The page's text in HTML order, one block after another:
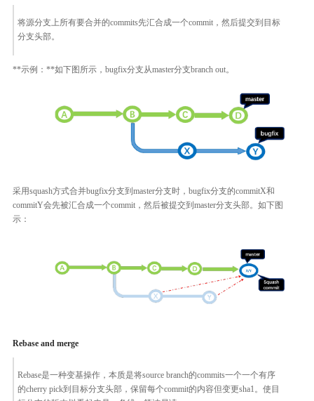
将源分支上所有要合并的commits先汇合成一个commit，然后提交到目标
分支头部。
**示例：**如下图所示，bugfix分支从master分支branch out。
采用squash方式合并bugfix分支到master分支时，bugfix分支的commitX和
commitY会先被汇合成一个commit，然后被提交到master分支头部。如下图
示：
Rebase and merge
Rebase是一种变基操作，本质是将source branch的commits一个一个有序
的cherry pick到目标分支头部，保留每个commit的内容但变更sha1。使目